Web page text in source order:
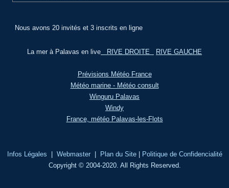
Nous avons 20 invités et 3 inscrits en ligne
La mer à Palavas en live RIVE DROITE RIVE GAUCHE
Prévisions Météo France
Météo marine - Météo consult
Winguru Palavas
Windy
France, météo Palavas-les-Flots
Infos Légales Webmaster| Plan du Site|
Politique de Confidencialité
Copyright © 2004-2020. All Rights Reserved.